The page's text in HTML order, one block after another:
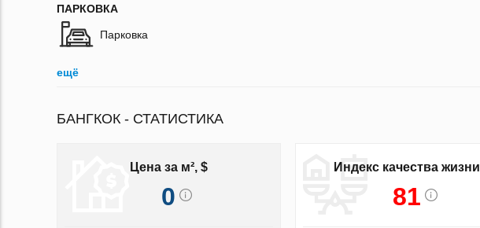
ПАРКОВКА
Парковка
ещё
БАНГКОК - СТАТИСТИКА
Цена за м², $
0
Индекс качества жизни
81